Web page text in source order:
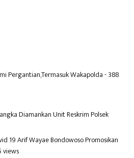
Pergantian,Termasuk Wakapolda- 388
Diamankan Unit Reskrim Polsek
19 Arif Wayae Bondowoso Promosikan
views